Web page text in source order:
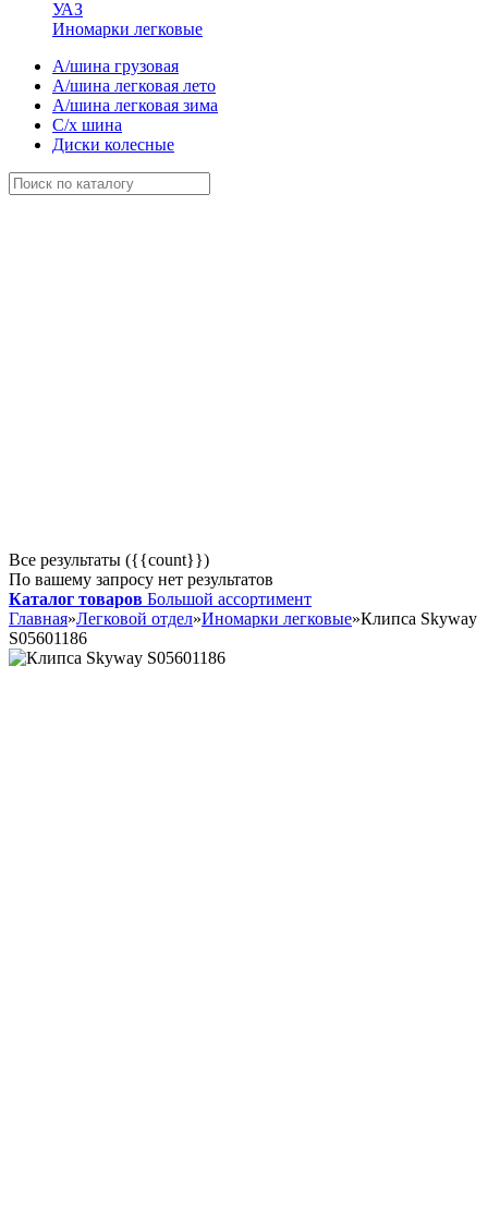
УАЗ
Иномарки легковые
А/шина грузовая
А/шина легковая лето
А/шина легковая зима
С/х шина
Диски колесные
Все результаты ({{count}})
По вашему запросу нет результатов
Каталог товаров Большой ассортимент
Главная»Легковой отдел»Иномарки легковые»Клипса Skyway
S05601186